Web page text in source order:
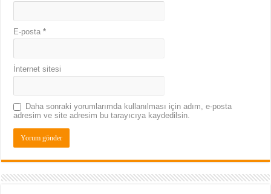
E-posta*
İnternet sitesi
Daha sonraki yorumlarımda kullanılması için adım, e-posta
adresim ve site adresim bu tarayıcıya kaydedilsin.